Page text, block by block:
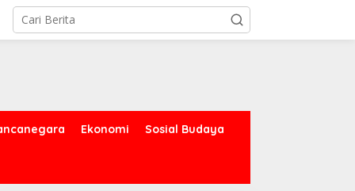
Ekonomi Sosial Budaya